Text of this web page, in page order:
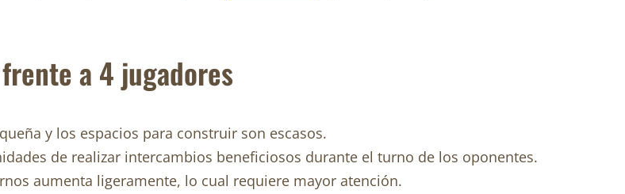
a 4 jugadores
y los espacios para construir son escasos.
de realizar intercambios beneficiosos durante el turno de los oponentes.
aumenta ligeramente, lo cual requiere mayor atención.